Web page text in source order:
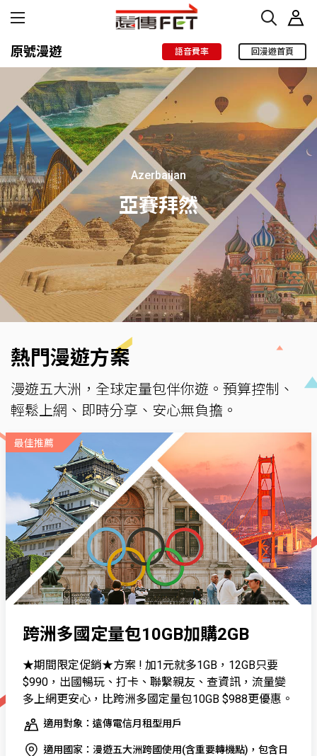
原號漫遊 語音費率 回漫遊首頁
Azerbaijan
亞賽拜然
熱門漫遊方案
漫遊五大洲，全球定量包伴你遊。預算控制、
輕鬆上網、即時分享、安心無負擔。
最佳推薦
跨洲多國定量包10GB加購2GB
★期間限定促銷★方案 ! 加1元就多1GB，12GB只要
$990，出國暢玩、打卡、聯繫親友、查資訊，流量變
多上網更安心，比跨洲多國定量包10GB $988更優惠。
適用對象：遠傳電信月租型用戶
適用國家：漫遊五大洲跨國使用(含重要轉機點)，包含日